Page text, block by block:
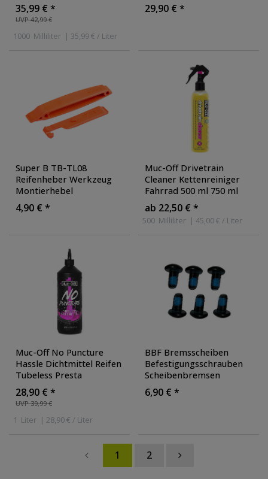
1000 ml Entfetter
Fahrrad Reiniger
UVP 42,99 €
35,99 € *
1000 Milliliter | 35,99 € / Liter
Gabelpumpe mit
Manometer 400 PSI
29,90 € *
Super B TB-TL08
Reifenheber Werkzeug
Montierhebel
Reifenabzieher
Reifenhebel Set
4,90 € *
Muc-Off Drivetrain
Cleaner Kettenreiniger
Fahrrad 500 ml 750 ml
Fahrradkette
Antriebsreiniger Reiniger
Kette
ab 22,50 € *
500 Milliliter | 45,00 € / Liter
Muc-Off No Puncture
Hassle Dichtmittel Reifen
Tubeless Presta
Pannenschutz Fahrrad
UVP 39,99 €
28,90 € *
1 Liter | 28,90 € / Liter
BBF Bremsscheiben
Befestigungsschrauben
Scheibenbremsen
Schrauben Niro 6 Stück
6,90 € *
1 2